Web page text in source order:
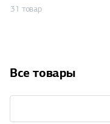
31 товар
Все товары